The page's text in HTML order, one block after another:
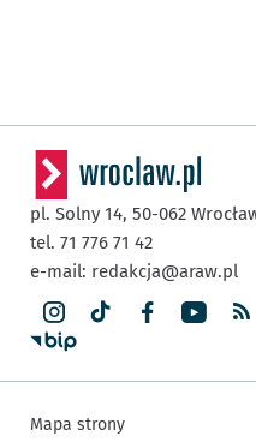
pl. Solny 14, 50-062
tel. 71 776 71 42
e-mail: redakcja@araw.pl
Mapa strony